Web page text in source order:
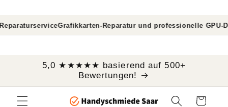
Inhalt
Grafikkarten-Reparatur und professionelle GPU-Diagnose
5,0 ★★★★★ basierend auf 500+
Bewertungen!
Warenkorb